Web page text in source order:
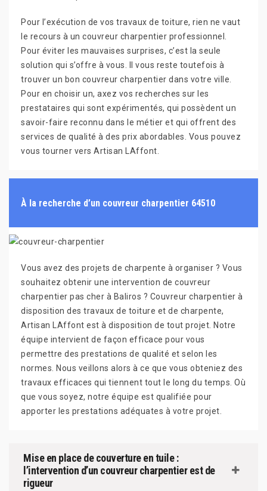
Pour l’exécution de vos travaux de toiture, rien ne vaut
le recours à un couvreur charpentier professionnel.
Pour éviter les mauvaises surprises, c’est la seule
solution qui s’offre à vous. Il vous reste toutefois à
trouver un bon couvreur charpentier dans votre ville.
Pour en choisir un, axez vos recherches sur les
prestataires qui sont expérimentés, qui possèdent un
savoir-faire reconnu dans le métier et qui offrent des
services de qualité à des prix abordables. Vous pouvez
vous tourner vers Artisan LAffont.
À la recherche d’un couvreur charpentier 64510
Vous avez des projets de charpente à organiser ? Vous
souhaitez obtenir une intervention de couvreur
charpentier pas cher à Baliros ? Couvreur charpentier à
disposition des travaux de toiture et de charpente,
Artisan LAffont est à disposition de tout projet. Notre
équipe intervient de façon efficace pour vous
permettre des prestations de qualité et selon les
normes. Nous veillons alors à ce que vous obteniez des
travaux efficaces qui tiennent tout le long du temps. Où
que vous soyez, notre équipe est qualifiée pour
apporter les prestations adéquates à votre projet.
Mise en place de couverture en tuile :
l’intervention d’un couvreur charpentier est de
rigueur